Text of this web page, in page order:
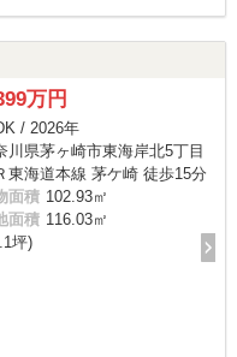
万円
/ 2026年
川県茅ヶ崎市東海岸北5丁目
東海道本線 茅ケ崎 徒歩15分
面積 102.93㎡
面積 116.03㎡
坪)